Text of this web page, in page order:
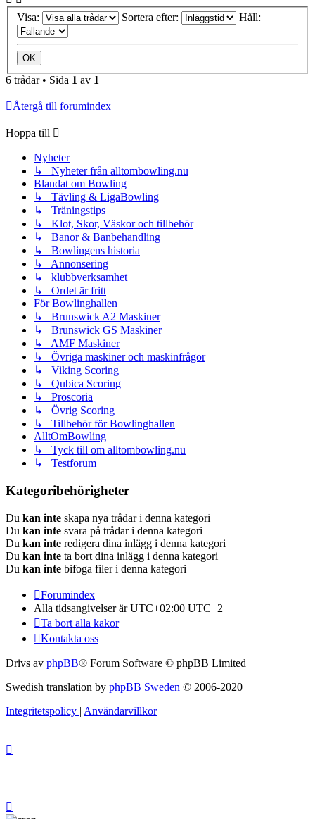
Visa: Sortera efter: Håll:
6 trådar • Sida 1 av 1
Återgå till forumindex
Hoppa till
Nyheter
↳ Nyheter från alltombowling.nu
Blandat om Bowling
↳ Tävling & LigaBowling
↳ Träningstips
↳ Klot, Skor, Väskor och tillbehör
↳ Banor & Banbehandling
↳ Bowlingens historia
↳ Annonsering
↳ klubbverksamhet
↳ Ordet är fritt
För Bowlinghallen
↳ Brunswick A2 Maskiner
↳ Brunswick GS Maskiner
↳ AMF Maskiner
↳ Övriga maskiner och maskinfrågor
↳ Viking Scoring
↳ Qubica Scoring
↳ Proscoria
↳ Övrig Scoring
↳ Tillbehör för Bowlinghallen
AlltOmBowling
↳ Tyck till om alltombowling.nu
↳ Testforum
Kategoribehörigheter
Du kan inte skapa nya trådar i denna kategori
Du kan inte svara på trådar i denna kategori
Du kan inte redigera dina inlägg i denna kategori
Du kan inte ta bort dina inlägg i denna kategori
Du kan inte bifoga filer i denna kategori
Forumindex
Alla tidsangivelser är UTC+02:00 UTC+2
Ta bort alla kakor
Kontakta oss
Drivs av phpBB® Forum Software © phpBB Limited
Swedish translation by phpBB Sweden © 2006-2020
Integritetspolicy | Användarvillkor